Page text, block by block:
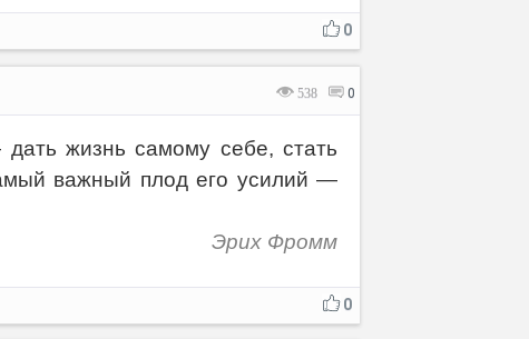
0
538 0
жизнь самому себе, стать
важный плод его усилий —
Эрих Фромм
0